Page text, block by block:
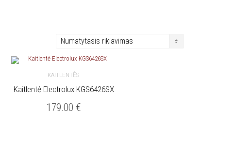
Į KREPŠELĮ
KAITLENTĖS
Kaitlentė Electrolux KGS6426SX
179.00 €